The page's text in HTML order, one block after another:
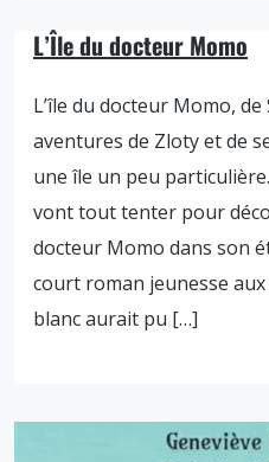
L’Île du docteur Momo
L’île du docteur Momo,
aventures de Zloty et de
une île un peu
vont tout tenter pour
docteur Momo dans son
court roman jeunesse
blanc aurait pu […]